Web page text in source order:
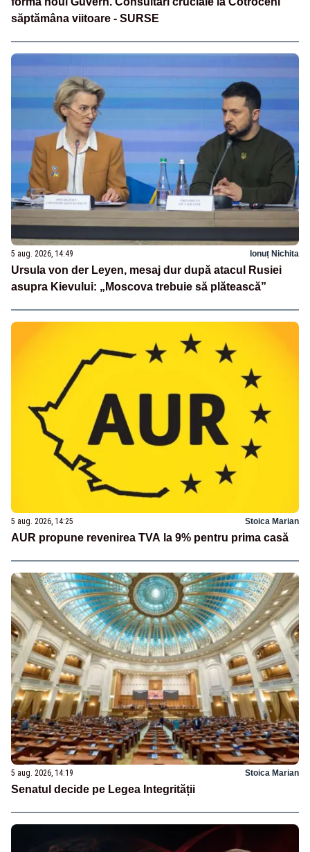
săptămâna viitoare - SURSE
5 aug. 2026, 14:49 Ionuț Nichita
Ursula von der Leyen, mesaj dur după atacul Rusiei
asupra Kievului: „Moscova trebuie să plătească”
5 aug. 2026, 14:25 Stoica Marian
AUR propune revenirea TVA la 9% pentru prima casă
5 aug. 2026, 14:19 Stoica Marian
Senatul decide pe Legea Integrității